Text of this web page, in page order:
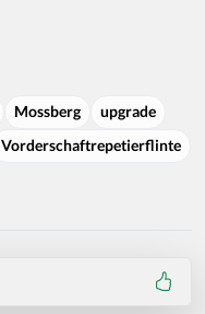
Mossberg
upgrade
Vorderschaftrepetierflinte